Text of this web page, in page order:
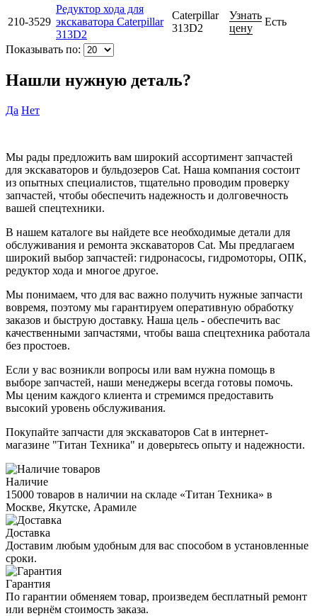
210-3529
Редуктор хода для
экскаватора Caterpillar
313D2
Caterpillar
313D2
Узнать
цену
Есть
Показывать по:
Нашли нужную деталь?
Да Нет
Мы рады предложить вам широкий ассортимент запчастей
для экскаваторов и бульдозеров Cat. Наша компания состоит
из опытных специалистов, тщательно проводим проверку
запчастей, чтобы обеспечить надежность и долговечность
вашей спецтехники.
В нашем каталоге вы найдете все необходимые детали для
обслуживания и ремонта экскаваторов Cat. Мы предлагаем
широкий выбор запчастей: гидронасосы, гидромоторы, ОПК,
редуктор хода и многое другое.
Мы понимаем, что для вас важно получить нужные запчасти
вовремя, поэтому мы гарантируем оперативную обработку
заказов и быструю доставку. Наша цель - обеспечить вас
качественными запчастями, чтобы ваша спецтехника работала
без простоев.
Если у вас возникли вопросы или вам нужна помощь в
выборе запчастей, наши менеджеры всегда готовы помочь.
Мы ценим каждого клиента и стремимся предоставить
высокий уровень обслуживания.
Покупайте запчасти для экскаваторов Cat в интернет-
магазине "Титан Техника" и доверьтесь опыту и надежности.
Наличие
15000 товаров в наличии на складе «Титан Техника» в
Москве, Якутске, Арамиле
Доставка
Доставим любым удобным для вас способом в установленные
сроки.
Гарантия
По гарантии обменяем товар, произведем бесплатный ремонт
или вернём стоимость заказа.